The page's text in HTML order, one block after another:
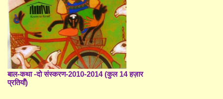
बाल-कथा -दो संस्करण-2010-2014 (कुल 14 हज़ार
प्रतियाँ)